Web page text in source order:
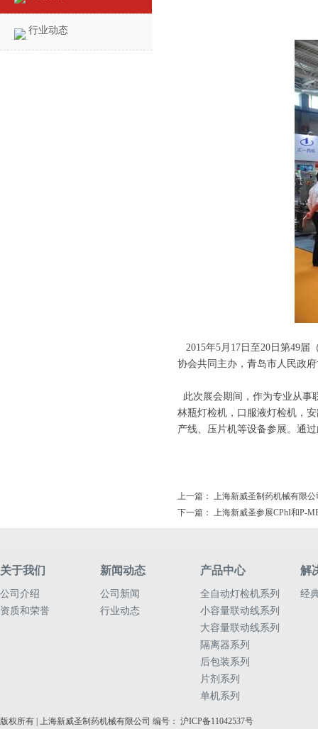
行业动态
2015年5月17日至20日第49届
协会共同主办，青岛市人民政
此次展会期间，作为专业从事
林瓶灯检机，口服液灯检机，
产线、压片机等设备参展。通
上一篇：
上海新威圣制药机械有限
下一篇：
上海新威圣参展CPhI和P-
关于我们
公司介绍
资质和荣誉
新闻动态
公司新闻
行业动态
产品中心
全自动灯检机系列
小容量联动线系列
大容量联动线系列
隔离器系列
后包装系列
片剂系列
单机系列
解
经
版权所有 | 上海新威圣制药机械有限公司 编号： 沪ICP备11042537号